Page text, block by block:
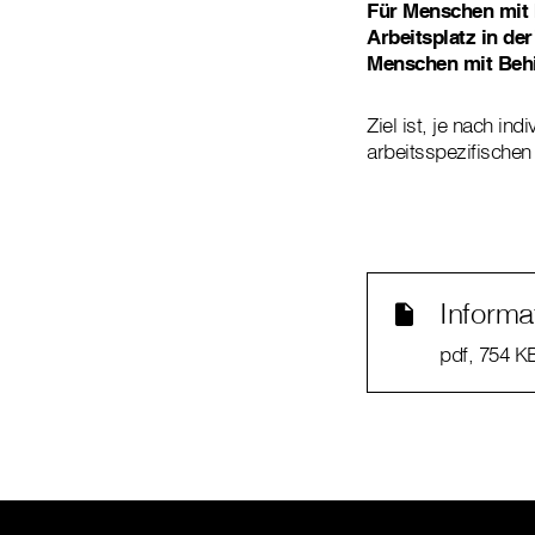
Für Menschen
Arbeitsplatz in
Menschen mit
Ziel ist, je nach
arbeitsspezifischen
pdf, 754